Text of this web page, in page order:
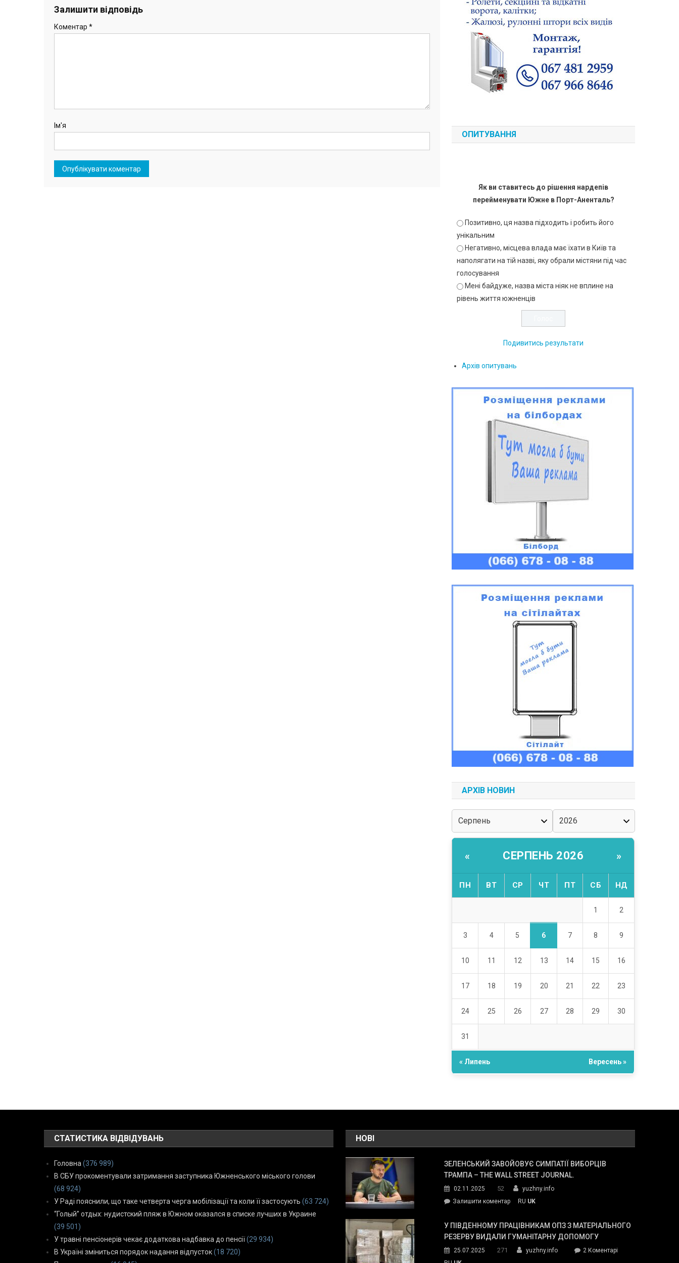
записів
Залишити відповідь
Коментар *
Ім'я
ОПИТУВАННЯ
Як ви ставитесь до рішення нардепів
перейменувати Южне в Порт-Аненталь?
Позитивно, ця назва підходить і робить його
унікальним
Негативно, місцева влада має їхати в Київ та
наполягати на тій назві, яку обрали містяни під час
голосування
Мені байдуже, назва міста ніяк не вплине на
рівень життя южненців
Подивитись результати
Архів опитувань
АРХІВ НОВИН
« СЕРПЕНЬ 2026 »
ПН ВТ СР ЧТ ПТ СБ НД
1 2
3 4 5 6 7 8 9
10 11 12 13 14 15 16
17 18 19 20 21 22 23
24 25 26 27 28 29 30
31
« Липень Вересень »
СТАТИСТИКА ВІДВІДУВАНЬ
Головна (376 989)
В СБУ прокоментували затримання заступника Южненського міського голови
(68 924)
У Раді пояснили, що таке четверта черга мобілізації та коли її застосують (63 724)
“Голый” отдых: нудистский пляж в Южном оказался в списке лучших в Украине
(39 501)
У травні пенсіонерів чекає додаткова надбавка до пенсії (29 934)
В Україні зміниться порядок надання відпусток (18 720)
НОВІ
ЗЕЛЕНСЬКИЙ ЗАВОЙОВУЄ СИМПАТІЇ ВИБОРЦІВ
ТРАМПА – THE WALL STREET JOURNAL.
02.11.2025 52
yuzhny.info
Залишити коментарon
завойовує
симпатії
Трампа
RU UK
У ПІВДЕННОМУ ПРАЦІВНИКАМ ОПЗ З МАТЕРІАЛЬНОГО
РЕЗЕРВУ ВИДАЛИ ГУМАНІТАРНУ ДОПОМОГУ
25.07.2025 271 yuzhny.info 2 Коментарідо